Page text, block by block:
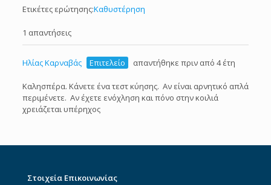
Ετικέτες ερώτησης:Καθυστέρηση
1 απαντήσεις
Ηλίας Καρναβάς Επιτελείο απαντήθηκε πριν από 4 έτη
Καλησπέρα. Κάνετε ένα τεστ κύησης. Αν είναι αρνητικό απλά
περιμένετε. Αν έχετε ενόχληση και πόνο στην κοιλιά
χρειάζεται υπέρηχος
Στοιχεία Επικοινωνίας